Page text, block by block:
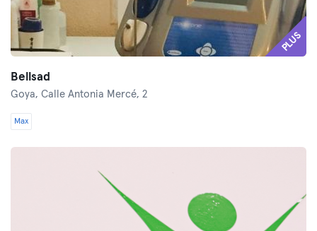
PLUS
Bellsad
Goya, Calle Antonia Mercé, 2
Max